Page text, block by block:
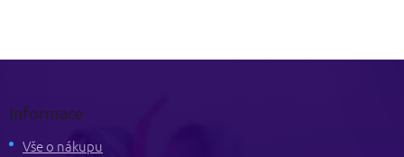
Informace
Vše o nákupu